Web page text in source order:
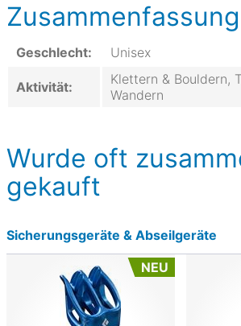
Zusammenfassung
Geschlecht: Unisex
Aktivität:
Klettern & Bouldern,
Wandern
Wurde oft
gekauft
Sicherungsgeräte & Abseilgeräte
NEU